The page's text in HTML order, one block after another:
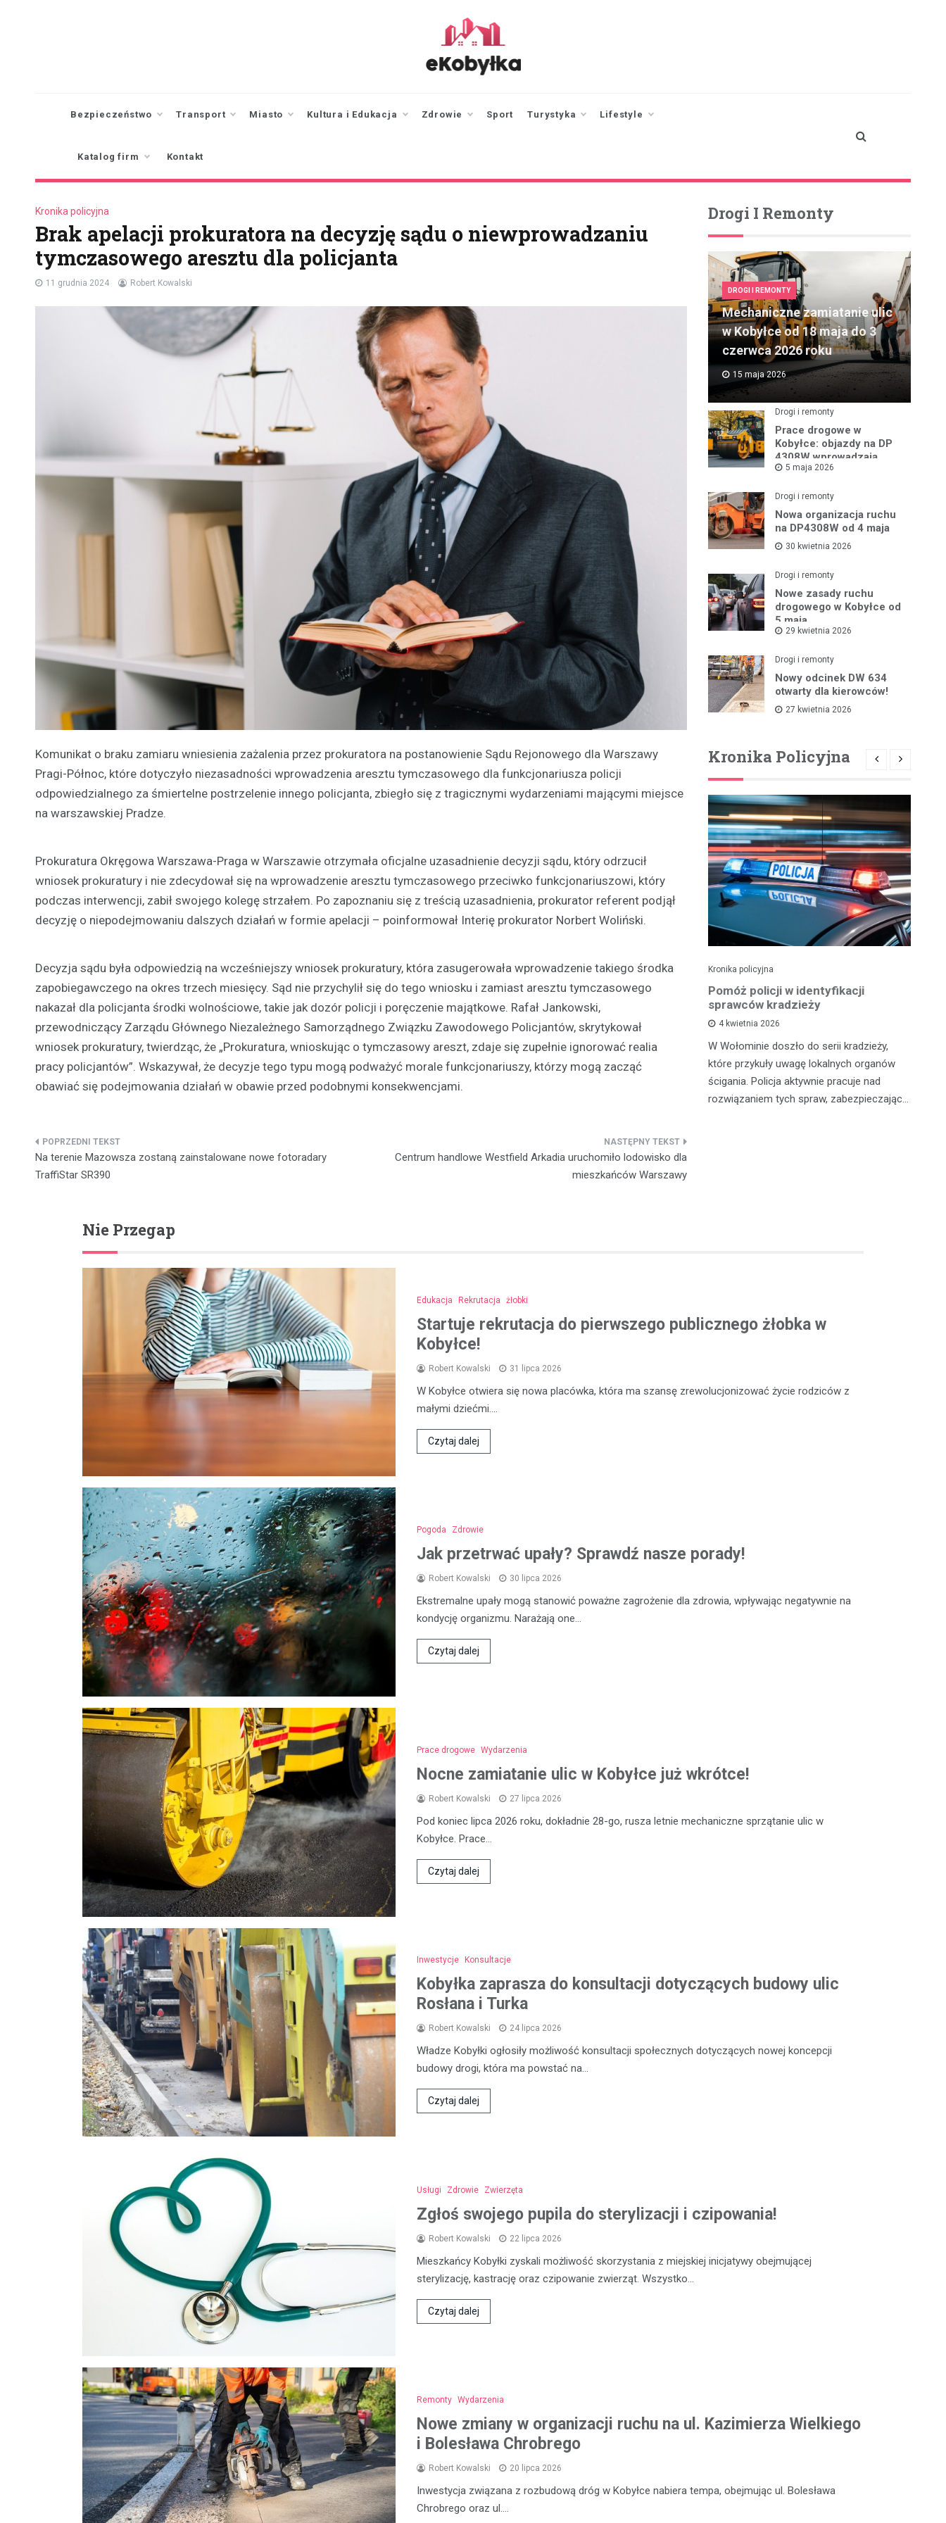
Bezpieczeństwo Transport Miasto Kultura i Edukacja Zdrowie Sport Turystyka Lifestyle
Katalog firm Kontakt
Kronika policyjna
Brak apelacji prokuratora na decyzję sądu o niewprowadzaniu
tymczasowego aresztu dla policjanta
11 grudnia 2024 Robert Kowalski
Komunikat o braku zamiaru wniesienia zażalenia przez prokuratora na postanowienie Sądu Rejonowego dla Warszawy
Pragi-Północ, które dotyczyło niezasadności wprowadzenia aresztu tymczasowego dla funkcjonariusza policji
odpowiedzialnego za śmiertelne postrzelenie innego policjanta, zbiegło się z tragicznymi wydarzeniami mającymi miejsce
na warszawskiej Pradze.
Prokuratura Okręgowa Warszawa-Praga w Warszawie otrzymała oficjalne uzasadnienie decyzji sądu, który odrzucił
wniosek prokuratury i nie zdecydował się na wprowadzenie aresztu tymczasowego przeciwko funkcjonariuszowi, który
podczas interwencji, zabił swojego kolegę strzałem. Po zapoznaniu się z treścią uzasadnienia, prokurator referent podjął
decyzję o niepodejmowaniu dalszych działań w formie apelacji – poinformował Interię prokurator Norbert Woliński.
Decyzja sądu była odpowiedzią na wcześniejszy wniosek prokuratury, która zasugerowała wprowadzenie takiego środka
zapobiegawczego na okres trzech miesięcy. Sąd nie przychylił się do tego wniosku i zamiast aresztu tymczasowego
nakazał dla policjanta środki wolnościowe, takie jak dozór policji i poręczenie majątkowe. Rafał Jankowski,
przewodniczący Zarządu Głównego Niezależnego Samorządnego Związku Zawodowego Policjantów, skrytykował
wniosek prokuratury, twierdząc, że „Prokuratura, wnioskując o tymczasowy areszt, zdaje się zupełnie ignorować realia
pracy policjantów”. Wskazywał, że decyzje tego typu mogą podważyć morale funkcjonariuszy, którzy mogą zacząć
obawiać się podejmowania działań w obawie przed podobnymi konsekwencjami.
Nawigacja
wpisu
Na terenie Mazowsza zostaną zainstalowane nowe fotoradary
TraffiStar SR390
Centrum handlowe Westfield Arkadia uruchomiło lodowisko dla
mieszkańców Warszawy
Drogi I Remonty
DROGI I REMONTY
Mechaniczne zamiatanie ulic
w Kobyłce od 18 maja do 3
czerwca 2026 roku
15 maja 2026
Drogi i remonty
Prace drogowe w
Kobyłce: objazdy na DP
4308W wprowadzają
zmiany w ruchu
5 maja 2026
Drogi i remonty
Nowa organizacja ruchu
na DP4308W od 4 maja
30 kwietnia 2026
Drogi i remonty
Nowe zasady ruchu
drogowego w Kobyłce od
5 maja
29 kwietnia 2026
Drogi i remonty
Nowy odcinek DW 634
otwarty dla kierowców!
27 kwietnia 2026
Kronika Policyjna
Kronika policyjna
Niepokój mieszkańców Kobyłki po
napadzie na dom małżeństwa
22 lutego 2025
Mieszkańcy Kobyłki, miejscowości pod
Warszawą, wyrażają swoje obawy i strach
Kronika policyjna
Pomóż policji w identyfikacji
sprawców kradzieży
4 kwietnia 2026
W Wołominie doszło do serii kradzieży,
które przykuły uwagę lokalnych organów
ścigania. Policja aktywnie pracuje nad
rozwiązaniem tych spraw, zabezpieczając…
Nie Przegap
Edukacja Rekrutacja żłobki
Startuje rekrutacja do pierwszego publicznego żłobka w
Kobyłce!
Robert Kowalski 31 lipca 2026
W Kobyłce otwiera się nowa placówka, która ma szansę zrewolucjonizować życie rodziców z
małymi dziećmi.…
Czytaj dalej
Pogoda Zdrowie
Jak przetrwać upały? Sprawdź nasze porady!
Robert Kowalski 30 lipca 2026
Ekstremalne upały mogą stanowić poważne zagrożenie dla zdrowia, wpływając negatywnie na
kondycję organizmu. Narażają one…
Czytaj dalej
Prace drogowe Wydarzenia
Nocne zamiatanie ulic w Kobyłce już wkrótce!
Robert Kowalski 27 lipca 2026
Pod koniec lipca 2026 roku, dokładnie 28-go, rusza letnie mechaniczne sprzątanie ulic w
Kobyłce. Prace…
Czytaj dalej
Inwestycje Konsultacje
Kobyłka zaprasza do konsultacji dotyczących budowy ulic
Rosłana i Turka
Robert Kowalski 24 lipca 2026
Władze Kobyłki ogłosiły możliwość konsultacji społecznych dotyczących nowej koncepcji
budowy drogi, która ma powstać na…
Czytaj dalej
Usługi Zdrowie Zwierzęta
Zgłoś swojego pupila do sterylizacji i czipowania!
Robert Kowalski 22 lipca 2026
Mieszkańcy Kobyłki zyskali możliwość skorzystania z miejskiej inicjatywy obejmującej
sterylizację, kastrację oraz czipowanie zwierząt. Wszystko…
Czytaj dalej
Remonty Wydarzenia
Nowe zmiany w organizacji ruchu na ul. Kazimierza Wielkiego
i Bolesława Chrobrego
Robert Kowalski 20 lipca 2026
Inwestycja związana z rozbudową dróg w Kobyłce nabiera tempa, obejmując ul. Bolesława
Chrobrego oraz ul.…